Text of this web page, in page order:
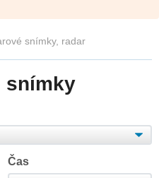
snímky, radar
snímky
Čas